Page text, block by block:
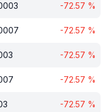
-72.57 %
-72.57 %
-72.57 %
-72.57 %
-72.57 %